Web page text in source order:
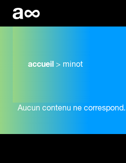
accueil > minot
Aucun contenu ne correspond.